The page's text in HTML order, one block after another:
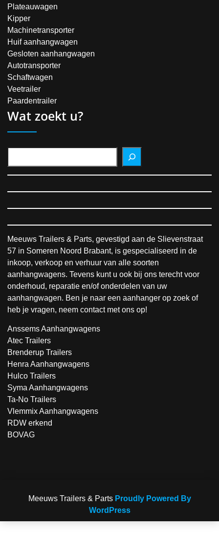
Plateauwagen
Kipper
Machinetransporter
Huif aanhangwagen
Gesloten aanhangwagen
Autotransporter
Schaftwagen
Veetrailer
Paardentrailer
Wat zoekt u?
Meeuws Trailers & Parts, gevestigd aan de Slievenstraat
57 in Someren Noord Brabant, is gespecialiseerd in de
inkoop, verkoop en verhuur van alle soorten
aanhangwagens. Tevens kunt u ook bij ons terecht voor
onderhoud, reparatie en/of onderdelen van uw
aanhangwagen. Ben je naar een aanhanger op zoek of
heb je vragen, neem contact met ons op!
Anssems Aanhangwagens
Atec Trailers
Brenderup Trailers
Henra Aanhangwagens
Hulco Trailers
Syma Aanhangwagens
Ta-No Trailers
Vlemmix Aanhangwagens
RDW erkend
BOVAG
Meeuws Trailers & Parts Proudly Powered By
WordPress